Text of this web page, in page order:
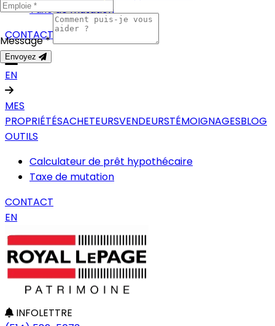
Taxe de mutation
CONTACT
EN
MES
PROPRIÉTÉSACHETEURSVENDEURSTÉMOIGNAGESBLOG
OUTILS
Calculateur de prêt hypothécaire
Taxe de mutation
CONTACT
EN
INFOLETTRE
Message *
Envoyez